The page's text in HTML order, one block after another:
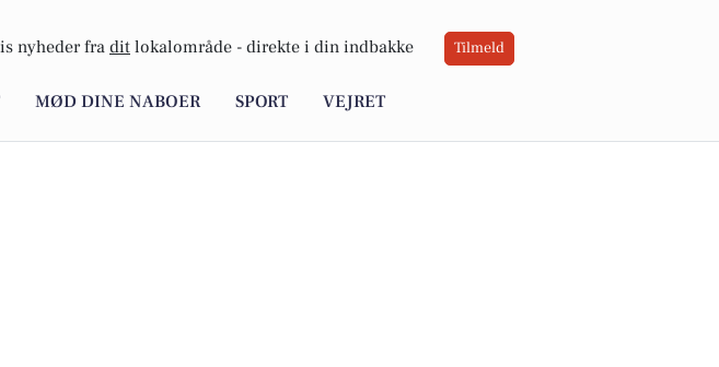
nyheder fra dit lokalområde - direkte i din indbakke Tilmeld
MØD DINE NABOER SPORT VEJRET